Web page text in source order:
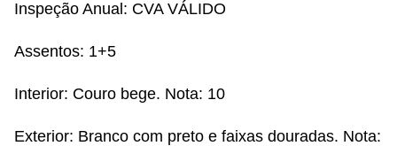
Inspeção Anual: CVA VÁLIDO
Assentos: 1+5
Interior: Couro bege. Nota: 10
Exterior: Branco com preto e faixas douradas. Nota: